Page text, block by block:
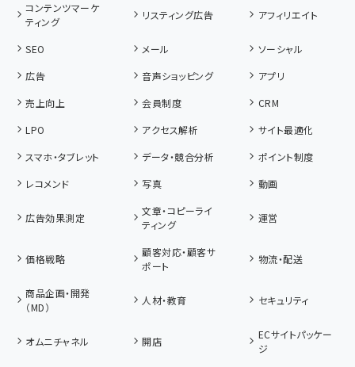
コンテンツマーケ
ティング
リスティング広告 アフィリエイト
SEO メール
ソーシャル
広告
音声ショッピング
アプリ
売上向上
会員制度
CRM
LPO
アクセス解析
サイト最適化
スマホ・タブレット
データ・競合分析
ポイント制度
レコメンド
写真 動画
広告効果測定
文章・コピーライ
ティング
運営
価格戦略
顧客対応・顧客サ
ポート
物流・配送
商品企画・開発
（MD）
人材・教育 セキュリティ
オムニチャネル 開店
ECサイトパッケー
ジ